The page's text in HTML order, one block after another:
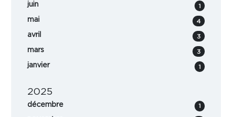
juin 1
mai 4
avril 3
mars 3
janvier 1
2025
décembre 1